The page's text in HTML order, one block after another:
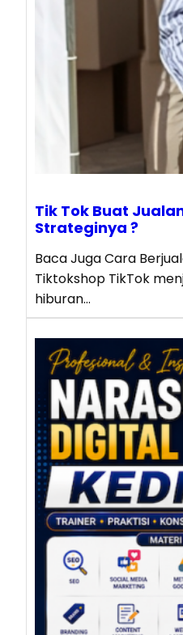
Tik Tok Buat
Strateginya ?
Baca Juga Cara
Tiktokshop TikTok
hiburan…